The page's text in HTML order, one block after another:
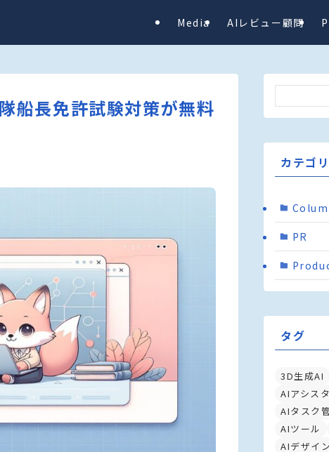
Media AIレビュー顧問
長免許試験対策が無料
カテゴ
PR
タグ
3D生成AI
AIアシス
AIタスク
AIツール
AIデザイ